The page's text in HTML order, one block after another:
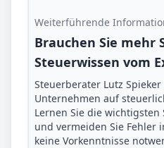
Weiterführende
Brauchen Sie mehr
Steuerwissen vom
Steuerberater Lutz
Unternehmen auf
Lernen Sie die
und vermeiden Sie Fehler
keine Vorkenntnisse